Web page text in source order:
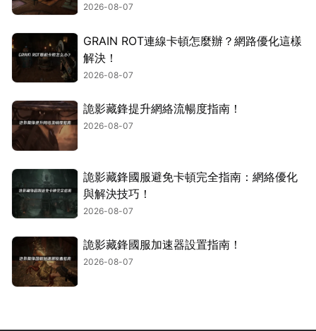
2026-08-07
GRAIN ROT連線卡頓怎麼辦？網路優化這樣
解決！
2026-08-07
詭影藏鋒提升網絡流暢度指南！
2026-08-07
詭影藏鋒國服避免卡頓完全指南：網絡優化
與解決技巧！
2026-08-07
詭影藏鋒國服加速器設置指南！
2026-08-07